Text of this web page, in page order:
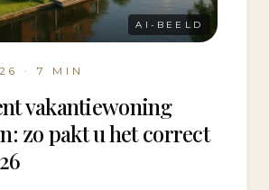
AI-BEELD
· 7 MIN
vakantiewoning
zo pakt u het correct